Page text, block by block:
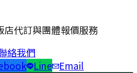
店代訂與團體報價服務
絡我們
Line Email